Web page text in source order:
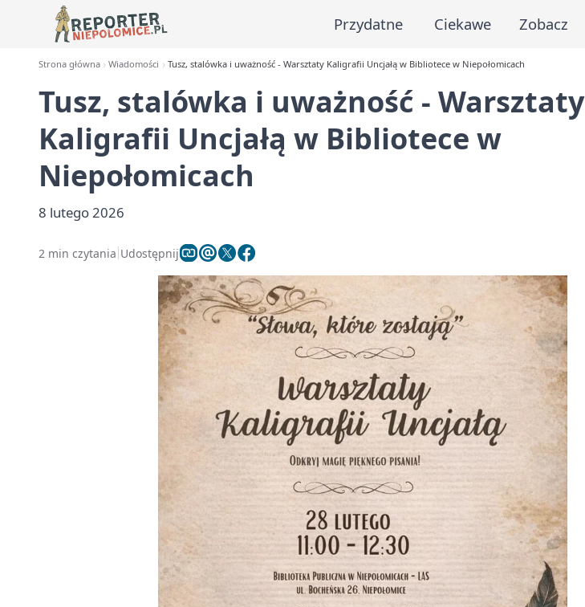
Przydatne Ciekawe Zobacz
Strona główna Wiadomości Tusz, stalówka i uważność - Warsztaty Kaligrafii Uncjałą w Bibliotece w Niepołomicach
Tusz, stalówka i uważność - Warsztaty
Kaligrafii Uncjałą w Bibliotece w
Niepołomicach
8 lutego 2026
2 min czytania Udostępnij